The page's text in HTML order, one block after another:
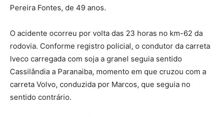
Pereira Fontes, de 49 anos.
O acidente ocorreu por volta das 23 horas no km-62 da
rodovia. Conforme registro policial, o condutor da carreta
Iveco carregada com soja a granel seguia sentido
Cassilândia a Paranaiba, momento em que cruzou com a
carreta Volvo, conduzida por Marcos, que seguia no
sentido contrário.